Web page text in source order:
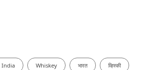
India Whiskey भारत व्हिस्की